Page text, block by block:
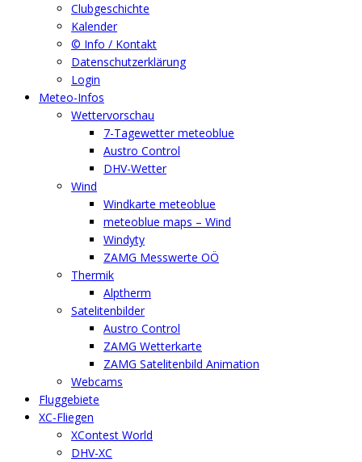
Clubgeschichte
Kalender
© Info / Kontakt
Datenschutzerklärung
Login
Meteo-Infos
Wettervorschau
7-Tagewetter meteoblue
Austro Control
DHV-Wetter
Wind
Windkarte meteoblue
meteoblue maps – Wind
Windyty
ZAMG Messwerte OÖ
Thermik
Alptherm
Satelitenbilder
Austro Control
ZAMG Wetterkarte
ZAMG Satelitenbild Animation
Webcams
Fluggebiete
XC-Fliegen
XContest World
DHV-XC